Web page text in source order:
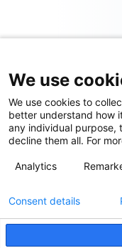
We use
We use cookies to
better understand how
any individual purpose,
decline them all. For
Analytics
Consent details